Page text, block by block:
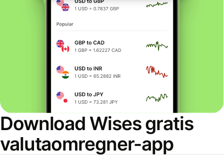
Download Wises gratis
valutaomregner-app